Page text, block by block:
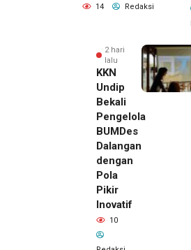
14 Redaksi
2 hari
lalu
KKN
Undip
Bekali
Pengelola
BUMDes
Dalangan
dengan
Pola
Pikir
Inovatif
10